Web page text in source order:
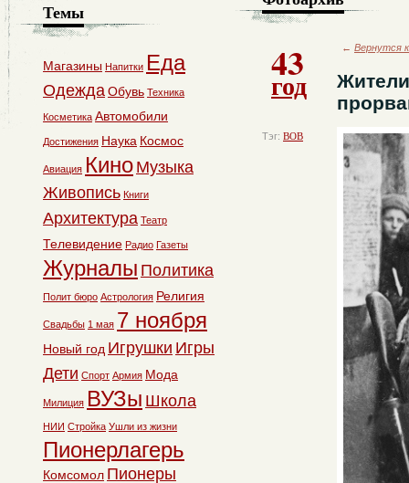
43
год
Тэг: ВОВ
← Вернутся
Темы
Магазины Напитки Еда
ОдеждаОбувь Техника
Косметика Автомобили
Достижения Наука Космос
Авиация Кино Музыка
Живопись Книги
Архитектура Театр
Телевидение Радио Газеты
Журналы Политика
Полит бюро Астрология Религия
Свадьбы 1 мая 7 ноября
Новый год Игрушки Игры
Дети Спорт Армия Мода
Милиция ВУЗы Школа
НИИ Стройка Ушли из жизни
Пионерлагерь
Комсомол Пионеры